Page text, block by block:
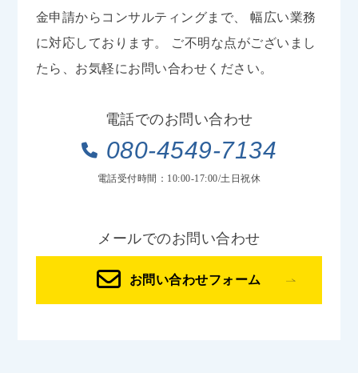
金申請からコンサルティングまで、
幅広い業務
に対応しております。
ご不明な点がございまし
たら、お気軽にお問い合わせください。
電話でのお問い合わせ
080-4549-7134
電話受付時間：10:00-17:00/土日祝休
メールでのお問い合わせ
お問い合わせフォーム